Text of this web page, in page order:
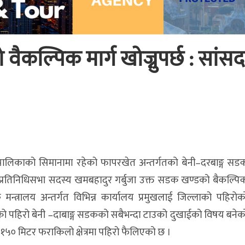
मार्ग खोज्नुपर्छ : सांसद
सिमानामा रहेको फापरखेत अन्तर्गतको बेनी–दरबाङ्ग
सदस्य खमबहादुर गर्बुजा उक्त सडक खण्डको
अन्तर्गत विभिन्न कार्यालय प्रमुखलाई जिल्लाको
बेनी –दाबाङ्ग सडकको सबैभन्दा टाउको दुखाईको विषय
मिटर फराकिलो क्षेत्रमा पहिरो फैलिएको छ ।